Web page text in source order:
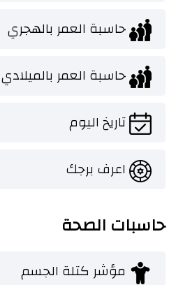
حاسبة العمر بالهجري
حاسبة العمر بالميلادي
تاريخ اليوم
اعرف برجك
حاسبات الصحة
مؤشر كتلة الجسم